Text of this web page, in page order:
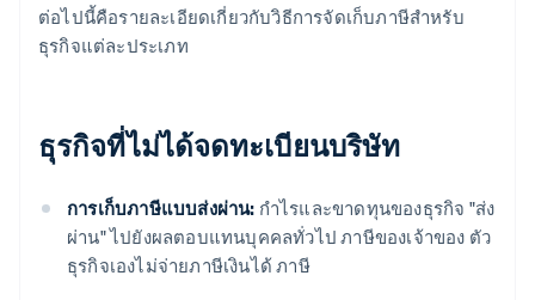
ต่อไปนี้คือรายละเอียดเกี่ยวกับวิธีการจัดเก็บภาษีสำหรับ
ธุรกิจแต่ละประเภท
ธุรกิจที่ไม่ได้จดทะเบียนบริษัท
การเก็บภาษีแบบส่งผ่าน: กำไรและขาดทุนของธุรกิจ "ส่ง
ผ่าน" ไปยังผลตอบแทนบุคคลทั่วไป ภาษีของเจ้าของ ตัว
ธุรกิจเองไม่จ่ายภาษีเงินได้ ภาษี